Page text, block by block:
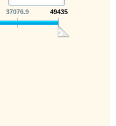
37076.9 49435